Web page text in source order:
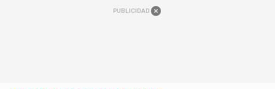
PUBLICIDAD